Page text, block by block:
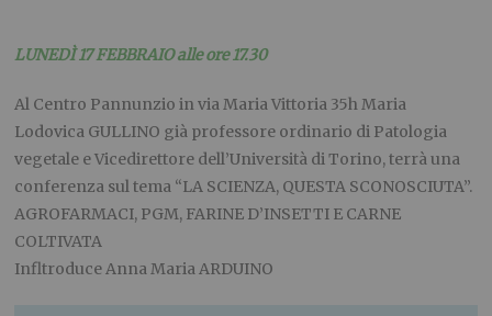
LUNEDÌ 17 FEBBRAIO alle ore 17.30
Al Centro Pannunzio in via Maria Vittoria 35h Maria
Lodovica GULLINO già professore ordinario di Patologia
vegetale e Vicedirettore dell’Università di Torino, terrà una
conferenza sul tema “LA SCIENZA, QUESTA SCONOSCIUTA”.
AGROFARMACI, PGM, FARINE D’INSETTI E CARNE
COLTIVATA
Infltroduce Anna Maria ARDUINO